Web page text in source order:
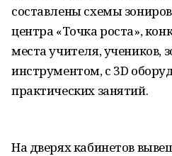
составлены схемы
центра «Точка роста»,
места учителя, учеников,
инструментом, с 3D
практических занятий.
На дверях кабинетов